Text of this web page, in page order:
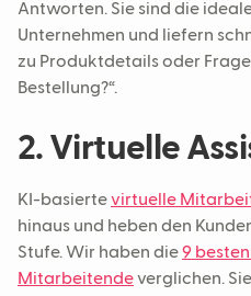
Antworten. Sie sind die
Unternehmen und liefern
zu Produktdetails oder
Bestellung?“.
2. Virtuelle
KI-basiertevirtuelle
hinaus und heben den
Stufe. Wir haben die9
Mitarbeitendeverglichen.